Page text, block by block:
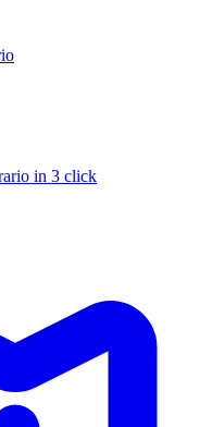
in 3 click